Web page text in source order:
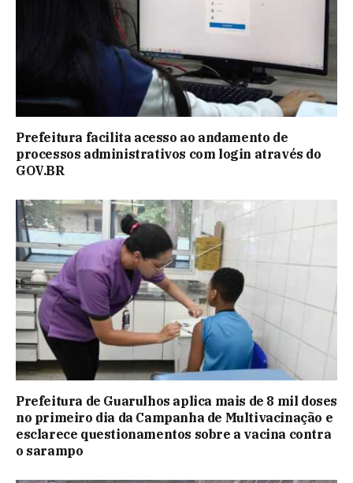
Prefeitura facilita acesso ao andamento de
processos administrativos com login através do
GOV.BR
Prefeitura de Guarulhos aplica mais de 8 mil doses
no primeiro dia da Campanha de Multivacinação e
esclarece questionamentos sobre a vacina contra
o sarampo